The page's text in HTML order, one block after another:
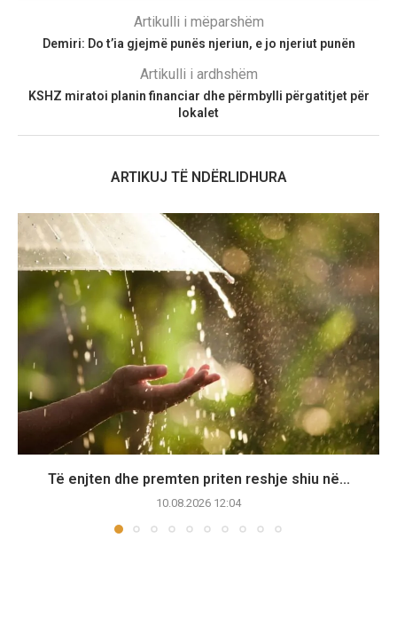
Artikulli i mëparshëm
Demiri: Do t’ia gjejmë punës njeriun, e jo njeriut punën
Artikulli i ardhshëm
KSHZ miratoi planin financiar dhe përmbylli përgatitjet për
lokalet
ARTIKUJ TË NDËRLIDHURA
Të enjten dhe premten priten reshje shiu në...
10.08.2026 12:04